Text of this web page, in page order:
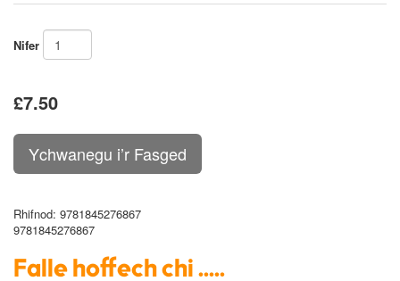
Nifer
£7.50
Rhifnod: 9781845276867
9781845276867
Falle hoffech chi .....